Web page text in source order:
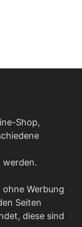
Shop,
werden.
Werbung
Seiten
diese sind